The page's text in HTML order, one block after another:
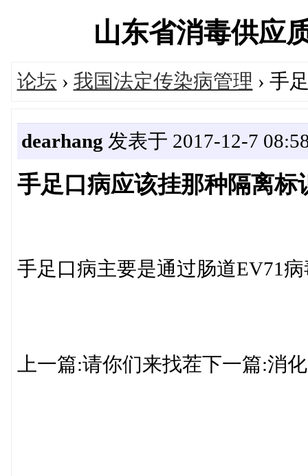
山东省消毒供应
论坛 › 我国法定传染病管理 › 手
dearhang 发表于 2017-12-7
手足口病应该挂那种隔离标
手足口病主要是通过肠道EV71
上一篇:请你们来找茬下一篇:消